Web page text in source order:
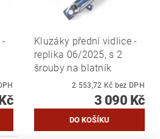
-
DPH
Kluzáky přední vidlice -
replika 06/2025, s 2
šrouby na blatník
2 553,72 Kč bez DPH
3 090 Kč